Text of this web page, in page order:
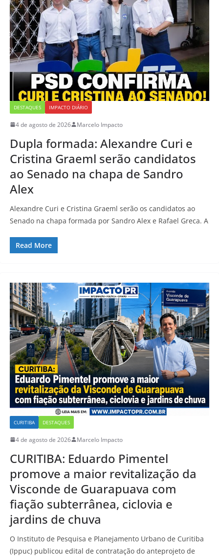
DESTAQUES IMPACTO DIÁRIO
4 de agosto de 2026 Marcelo Impacto
Dupla formada: Alexandre Curi e
Cristina Graeml serão candidatos
ao Senado na chapa de Sandro
Alex
Alexandre Curi e Cristina Graeml serão os candidatos ao
Senado na chapa formada por Sandro Alex e Rafael Greca. A
Read More
CURITIBA DESTAQUES
4 de agosto de 2026 Marcelo Impacto
CURITIBA: Eduardo Pimentel
promove a maior revitalização da
Visconde de Guarapuava com
fiação subterrânea, ciclovia e
jardins de chuva
O Instituto de Pesquisa e Planejamento Urbano de Curitiba
(Ippuc) publicou edital de contratação do anteprojeto de